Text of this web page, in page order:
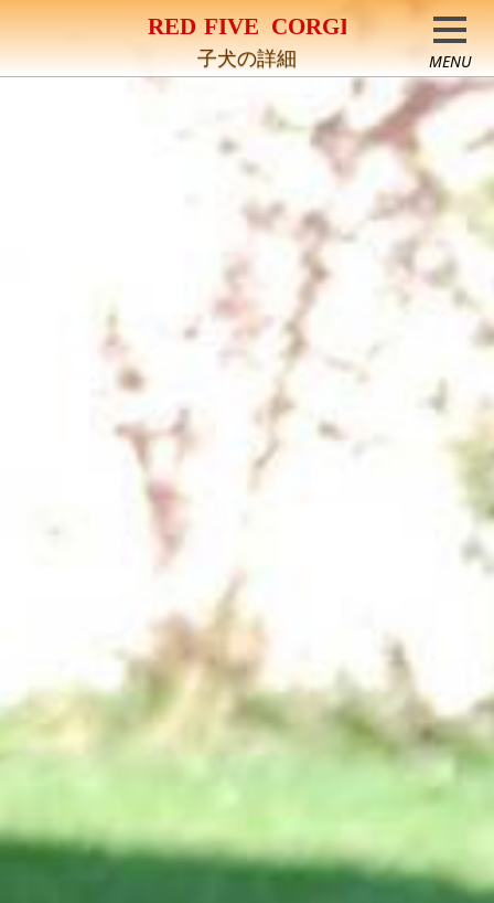
子犬の詳細
コーギー専門犬舎
MENU